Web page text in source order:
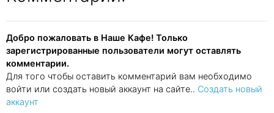
Добро пожаловать в Наше Кафе! Только
зарегистрированные пользователи могут оставлять
комментарии.
Для того чтобы оставить комментарий вам необходимо
войти или создать новый аккаунт на сайте.. Создать новый
аккаунт